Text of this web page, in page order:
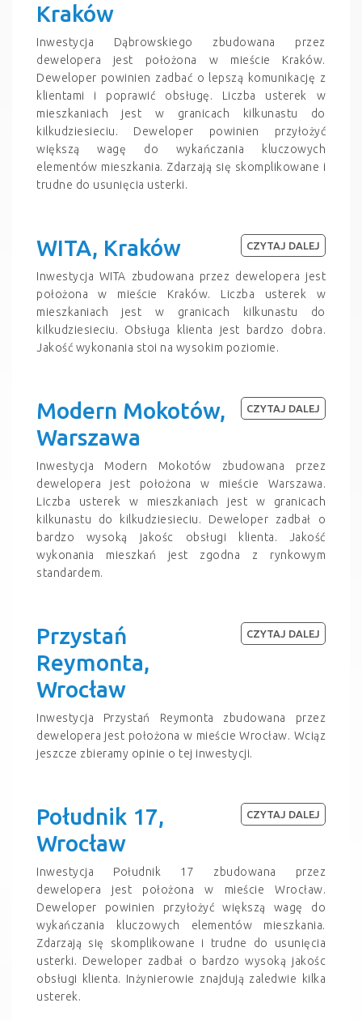
Kraków
Inwestycja Dąbrowskiego zbudowana przez
dewelopera jest położona w mieście Kraków.
Deweloper powinien zadbać o lepszą komunikację z
klientami i poprawić obsługę. Liczba usterek w
mieszkaniach jest w granicach kilkunastu do
kilkudziesieciu. Deweloper powinien przyłożyć
większą wagę do wykańczania kluczowych
elementów mieszkania. Zdarzają się skomplikowane i
trudne do usunięcia usterki.
WITA, Kraków
Inwestycja WITA zbudowana przez dewelopera jest
położona w mieście Kraków. Liczba usterek w
mieszkaniach jest w granicach kilkunastu do
kilkudziesieciu. Obsługa klienta jest bardzo dobra.
Jakość wykonania stoi na wysokim poziomie.
CZYTAJ DALEJ
Modern Mokotów,
Warszawa
Inwestycja Modern Mokotów zbudowana przez
dewelopera jest położona w mieście Warszawa.
Liczba usterek w mieszkaniach jest w granicach
kilkunastu do kilkudziesieciu. Deweloper zadbał o
bardzo wysoką jakośc obsługi klienta. Jakość
wykonania mieszkań jest zgodna z rynkowym
standardem.
CZYTAJ DALEJ
Przystań
Reymonta,
Wrocław
Inwestycja Przystań Reymonta zbudowana przez
dewelopera jest położona w mieście Wrocław. Wciąz
jeszcze zbieramy opinie o tej inwestycji.
CZYTAJ DALEJ
Południk 17,
Wrocław
Inwestycja Południk 17 zbudowana przez
dewelopera jest położona w mieście Wrocław.
Deweloper powinien przyłożyć większą wagę do
wykańczania kluczowych elementów mieszkania.
Zdarzają się skomplikowane i trudne do usunięcia
usterki. Deweloper zadbał o bardzo wysoką jakośc
obsługi klienta. Inżynierowie znajdują zaledwie kilka
usterek.
CZYTAJ DALEJ